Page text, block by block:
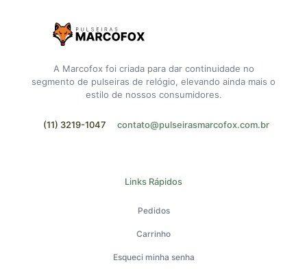
A Marcofox foi criada para dar continuidade no
segmento de pulseiras de relógio, elevando ainda mais o
estilo de nossos consumidores.
(11) 3219-1047 contato@pulseirasmarcofox.com.br
Links Rápidos
Pedidos
Carrinho
Esqueci minha senha